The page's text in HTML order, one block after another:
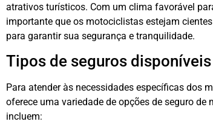
atrativos turísticos. Com um clima favorável
importante que os motociclistas estejam
para garantir sua segurança e tranquilidade.
Tipos de seguros
Para atender às necessidades específicas dos
oferece uma variedade de opções de seguro
incluem: